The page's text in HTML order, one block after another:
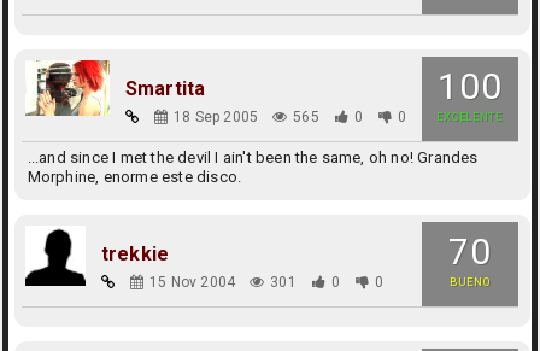
100
EXCELENTE
Smartita
18 Sep 2005 565 0 0
...and since I met the devil I ain't been the same, oh no! Grandes
Morphine, enorme este disco.
70
BUENO
trekkie
15 Nov 2004 301 0 0